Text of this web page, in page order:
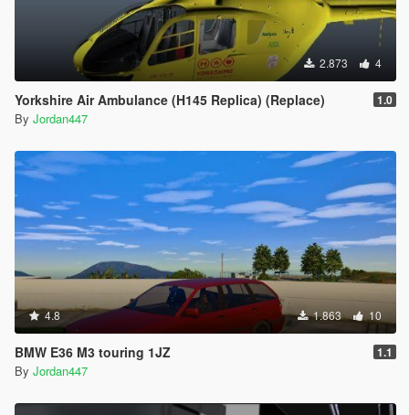
2.873 4
Yorkshire Air Ambulance (H145 Replica) (Replace) 1.0
By Jordan447
4.8 1.863 10
BMW E36 M3 touring 1JZ 1.1
By Jordan447